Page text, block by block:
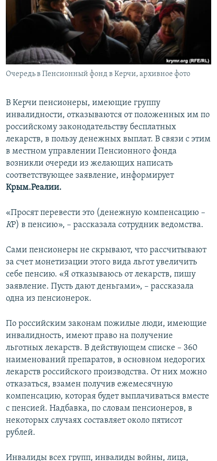
ПОБЕДИТЕЛЕЙ НЕ СУДЯТ?
КРЫМ.НЕПОКОРЕННЫЙ
ELIFBE
УКРАИНСКАЯ ПРОБЛЕМА КРЫМА
ПРИСОЕДИНЯЙТЕСЬ!
Все сайты RFE/RL
Очередь в Пенсионный фонд в Керчи, архивное фото
В Керчи пенсионеры, имеющие группу
инвалидности, отказываются от положенных им по
российскому законодательству бесплатных
лекарств, в пользу денежных выплат. В связи с этим
в местном управлении Пенсионного фонда
возникли очереди из желающих написать
соответствующее заявление, информирует
Крым.Реалии.
«Просят перевести это (денежную компенсацию –
КР) в пенсию», – рассказала сотрудник ведомства.
Сами пенсионеры не скрывают, что рассчитывают
за счет монетизации этого вида льгот увеличить
себе пенсию. «Я отказываюсь от лекарств, пишу
заявление. Пусть дают деньгами», – рассказала
одна из пенсионерок.
По российским законам пожилые люди, имеющие
инвалидность, имеют право на получение
льготных лекарств. В действующем списке – 360
наименований препаратов, в основном недорогих
лекарств российского производства. От них можно
отказаться, взамен получив ежемесячную
компенсацию, которая будет выплачиваться вместе
с пенсией. Надбавка, по словам пенсионеров, в
некоторых случаях составляет около пятисот
рублей.
Инвалиды всех групп, инвалиды войны, лица,